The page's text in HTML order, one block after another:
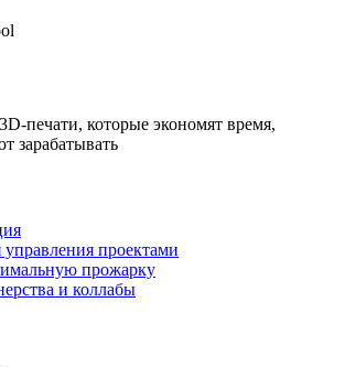
печати, которые экономят время,
зарабатывать
проектами
прожарку
и коллабы